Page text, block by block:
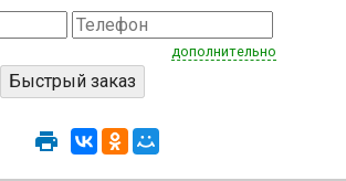
дополнительно